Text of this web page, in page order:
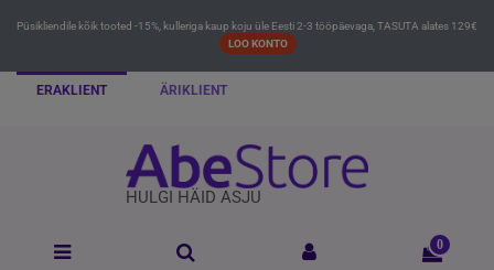
Püsikliendile kõik tooted -15%, kulleriga kaup koju üle Eesti 2-3 tööpäevaga, TASUTA alates 129€
LOO KONTO
ERAKLIENT ÄRIKLIENT
HULGI HÄID ASJU
0